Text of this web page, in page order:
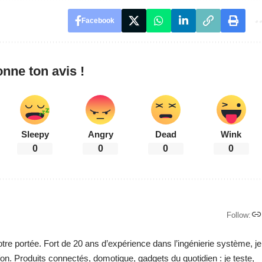
Facebook
ton avis !
Sleepy
0
Angry
0
Dead
0
Wink
0
Follow:
portée. Fort de 20 ans d’expérience dans l’ingénierie système, je
Produits connectés, domotique, gadgets du quotidien : je teste,